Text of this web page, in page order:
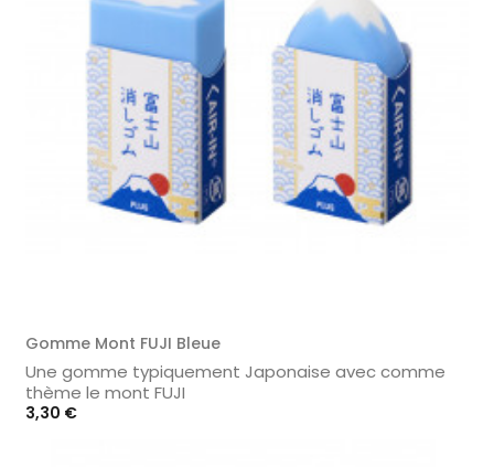
Gomme Mont FUJI Bleue
Une gomme typiquement Japonaise avec comme
thème le mont FUJI
Prix
3,30 €